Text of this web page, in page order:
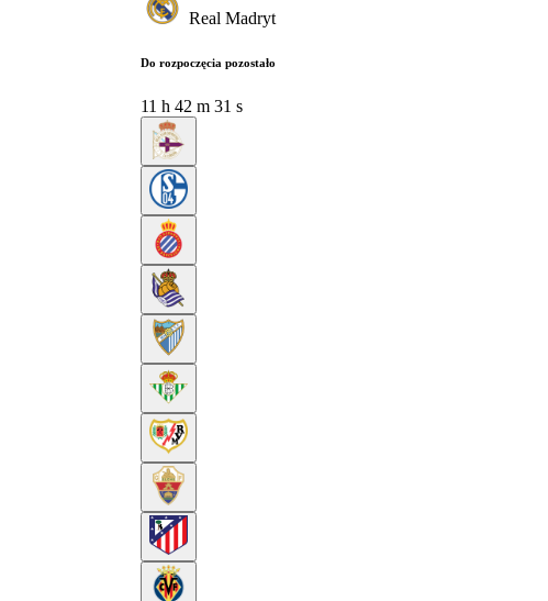
Real Madryt
Do rozpoczęcia pozostało
11 h 42 m 30 s